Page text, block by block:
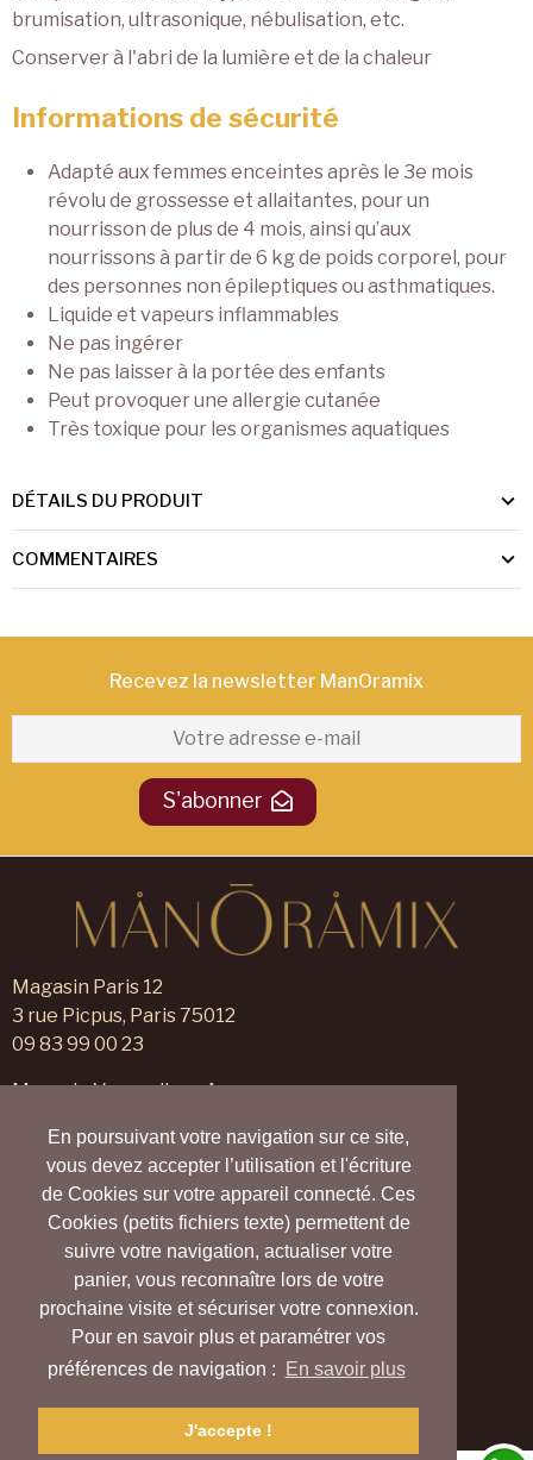
En poursuivant votre navigation sur ce site,
vous devez accepter l’utilisation et l'écriture
de Cookies sur votre appareil connecté. Ces
Cookies (petits fichiers texte) permettent de
suivre votre navigation, actualiser votre
panier, vous reconnaître lors de votre
prochaine visite et sécuriser votre connexion.
Pour en savoir plus et paramétrer vos
préférences de navigation :
En savoir plus
J'accepte !
brumisation, ultrasonique, nébulisation, etc.
Conserver à l'abri de la lumière et de la chaleur
Informations de sécurité
Adapté aux femmes enceintes après le 3e mois
révolu de grossesse et allaitantes, pour un
nourrisson de plus de 4 mois, ainsi qu’aux
nourrissons à partir de 6 kg de poids corporel, pour
des personnes non épileptiques ou asthmatiques.
Liquide et vapeurs inflammables
Ne pas ingérer
Ne pas laisser à la portée des enfants
Peut provoquer une allergie cutanée
Très toxique pour les organismes aquatiques
DÉTAILS DU PRODUIT
COMMENTAIRES
Recevez la newsletter ManOramix​
S'abonner
Magasin Paris 12
3 rue Picpus, Paris 75012
09 83 99 00 23
Magasin Verneuil sur Avre
Verneuil d'Avre et d'Iton 27130
09 55 830 830
Nous contacter
Nos magasins
Notre blog
Carte cadeau
Vrai (Village Ressource d’Avre et d’Iton)
Collectif Harmony Village